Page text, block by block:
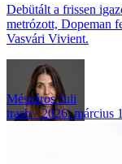
Debütált a frissen
metrózott, Dopeman
Vasvári Vivient.
Mészáros Juli
trash
2026. március